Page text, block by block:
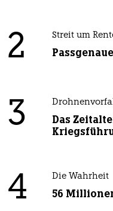
2 Streit um
3
Das
4 Die Wahrheit
56